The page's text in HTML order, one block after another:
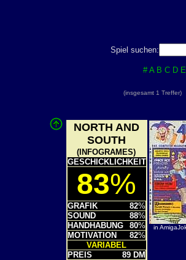
Spiel suchen:
# A B C D E
(insgesamt 1
NORTH AND
SOUTH
(INFOGRAMES)
GESCHICKLICHKEIT
83%
GRAFIK 82%
SOUND
88%
HANDHABUNG
80%
MOTIVATION
82%
VARIABEL
PREIS
89 DM
in